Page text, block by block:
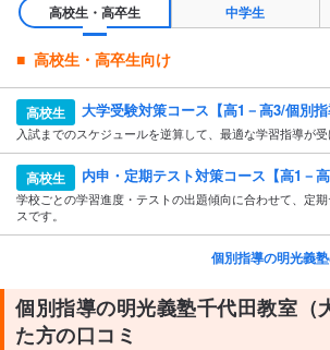
高校生・高卒生 中学生
高校生・高卒生向け
高校生 大学受験対策コース【高1－高3/個別指
入試までのスケジュールを逆算して、最適な学習指導が受
高校生 内申・定期テスト対策コース【高1－高
学校ごとの学習進度・テストの出題傾向に合わせて、定
スです。
個別指導の明光義
個別指導の明光義塾千代田教室（
た方の口コミ